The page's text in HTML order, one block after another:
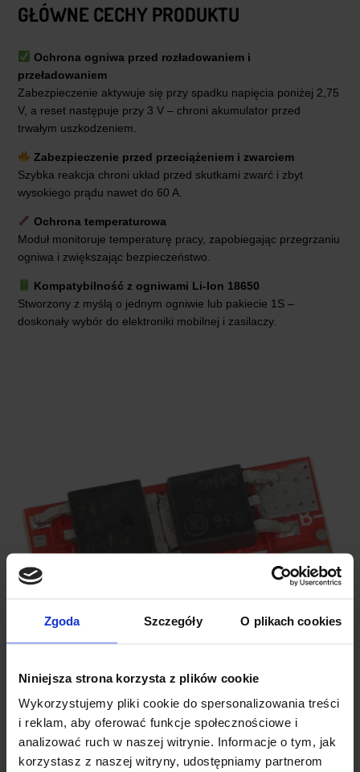
Zgoda Szczegóły O plikach cookies
Niniejsza strona korzysta z plików cookie
Wykorzystujemy pliki cookie do spersonalizowania treści
i reklam, aby oferować funkcje społecznościowe i
analizować ruch w naszej witrynie. Informacje o tym, jak
korzystasz z naszej witryny, udostępniamy partnerom
GŁÓWNE CECHY PRODUKTU
Ochrona ogniwa przed rozładowaniem i
przeładowaniem
Zabezpieczenie aktywuje się przy spadku napięcia poniżej 2,75
V, a reset następuje przy 3 V – chroni akumulator przed
trwałym uszkodzeniem.
Zabezpieczenie przed przeciążeniem i zwarciem
Szybka reakcja chroni układ przed skutkami zwarć i zbyt
wysokiego prądu nawet do 60 A.
Ochrona temperaturowa
Moduł monitoruje temperaturę pracy, zapobiegając przegrzaniu
ogniwa i zwiększając bezpieczeństwo.
Kompatybilność z ogniwami Li-Ion 18650
Stworzony z myślą o jednym ogniwie lub pakiecie 1S –
doskonały wybór do elektroniki mobilnej i zasilaczy.
SPECYFIKACJA TECHNICZNA